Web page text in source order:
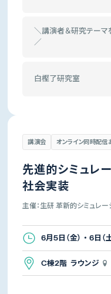
＼講演者＆研究テーマ
／
白樫了研究室
講演会 オンライン同時配信
先進的シミュレ
社会実装
主催：生研 革新的シミュレー
6月5日（金） ・ 6日
C棟2階 ラウンジ